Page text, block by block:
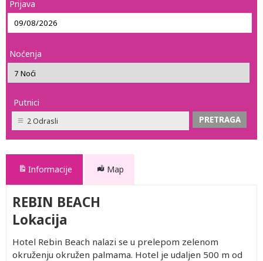
Prijava
Noćenja
Putnici
2 Odrasli
Informacije Map
REBIN BEACH
Lokacija
Hotel Rebin Beach nalazi se u prelepom zelenom
okruženju okružen palmama. Hotel je udaljen 500 m od